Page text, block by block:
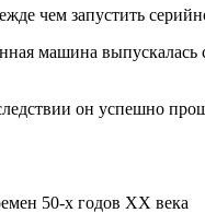
чем запустить
машина
он успешно
50-х годов ХХ века